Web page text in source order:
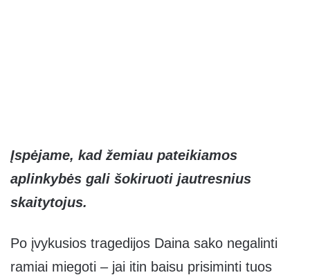
Įspėjame, kad žemiau pateikiamos
aplinkybės gali šokiruoti jautresnius
skaitytojus.
Po įvykusios tragedijos Daina sako negalinti
ramiai miegoti – jai itin baisu prisiminti tuos